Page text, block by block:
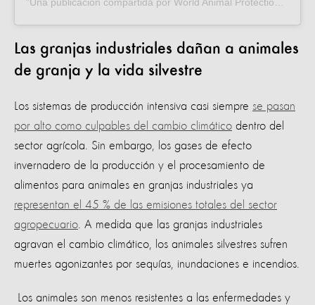
Las granjas industriales dañan a animales
de granja y la vida silvestre
Los sistemas de producción intensiva casi siempre se pasan
por alto como culpables del cambio climático dentro del
sector agrícola. Sin embargo, los gases de efecto
invernadero de la producción y el procesamiento de
alimentos para animales en granjas industriales ya
representan el 45 % de las emisiones totales del sector
agropecuario. A medida que las granjas industriales
agravan el cambio climático, los animales silvestres sufren
muertes agonizantes por sequías, inundaciones e incendios.
Los animales son menos resistentes a las enfermedades y